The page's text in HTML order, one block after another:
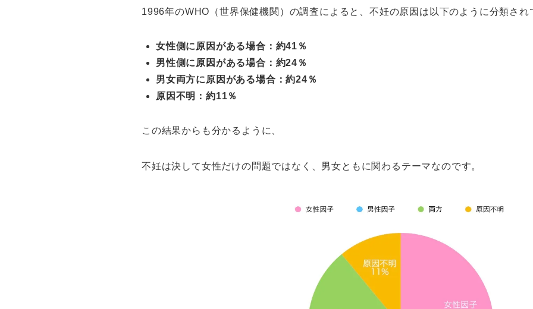
1996年のWHO（世界保健機関）の調査によると、不妊の原因は以下のように分類され
女性側に原因がある場合：約41％
男性側に原因がある場合：約24％
男女両方に原因がある場合：約24％
原因不明：約11％
この結果からも分かるように、
不妊は決して女性だけの問題ではなく、男女ともに関わるテーマなのです。